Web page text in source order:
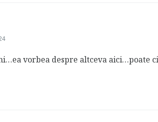
vorbea despre altceva aici…poate